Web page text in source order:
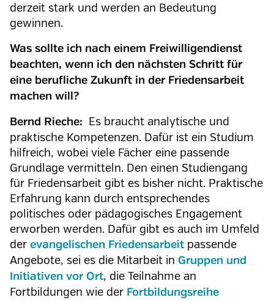
derzeit stark und werden an Bedeutung
gewinnen.
Was sollte ich nach einem Freiwilligendienst
beachten, wenn ich den nächsten Schritt für
eine berufliche Zukunft in der Friedensarbeit
machen will?
Bernd Rieche:
Es braucht analytische und
praktische Kompetenzen. Dafür ist ein Studium
hilfreich, wobei viele Fächer eine passende
Grundlage vermitteln. Den einen Studiengang
für Friedensarbeit gibt es bisher nicht. Praktische
Erfahrung kann durch entsprechendes
politisches oder pädagogisches Engagement
erworben werden. Dafür gibt es auch im Umfeld
der evangelischen Friedensarbeit passende
Angebote, sei es die Mitarbeit in Gruppen und
Initiativen vor Ort, die Teilnahme an
Fortbildungen wie der Fortbildungsreihe